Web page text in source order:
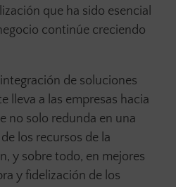
que ha sido esencial
continúe creciendo
de soluciones
lleva a las empresas hacia
no solo redunda en una
los recursos de la
y sobre todo, en mejores
y fidelización de los